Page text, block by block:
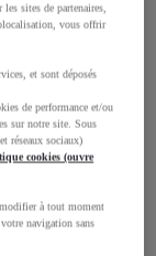
sites de partenaires,
vous offrir
et sont déposés
de performance et/ou
sur notre site. Sous
réseaux sociaux)
cookies (ouvre
à tout moment
navigation sans